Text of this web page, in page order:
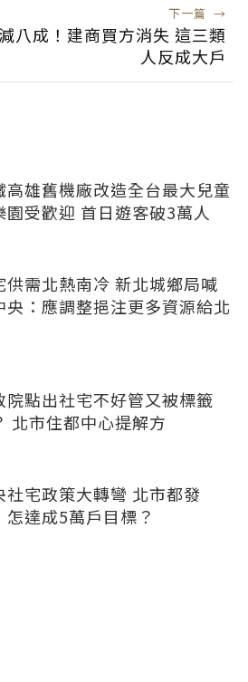
下一篇 →
八成！建商買方消失 這三類
人反成大戶
高雄舊機廠改造全台最大兒童
園受歡迎 首日遊客破3萬人
供需北熱南冷 新北城鄉局喊
央：應調整挹注更多資源給北
院點出社宅不好管又被標籤
北市住都中心提解方
社宅政策大轉彎 北市都發
怎達成5萬戶目標？